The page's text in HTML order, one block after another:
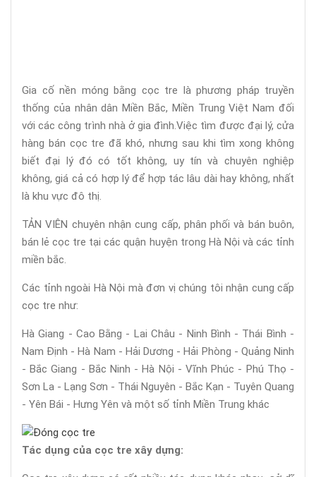
Gia cố nền móng bằng cọc tre là phương pháp truyền
thống của nhân dân Miền Bắc, Miền Trung Việt Nam đối
với các công trình nhà ở gia đình.Việc tìm được đại lý, cửa
hàng bán cọc tre đã khó, nhưng sau khi tìm xong không
biết đại lý đó có tốt không, uy tín và chuyên nghiệp
không, giá cả có hợp lý để hợp tác lâu dài hay không, nhất
là khu vực đô thị.
TẢN VIÊN chuyên nhận cung cấp, phân phối và bán buôn,
bán lẻ cọc tre tại các quận huyện trong Hà Nội và các tỉnh
miền bắc.
Các tỉnh ngoài Hà Nội mà đơn vị chúng tôi nhận cung cấp
cọc tre như:
Hà Giang - Cao Bằng - Lai Châu - Ninh Bình - Thái Bình -
Nam Định - Hà Nam - Hải Dương - Hải Phòng - Quảng Ninh
- Bắc Giang - Bắc Ninh - Hà Nội - Vĩnh Phúc - Phú Thọ -
Sơn La - Lạng Sơn - Thái Nguyên - Bắc Kạn - Tuyên Quang
- Yên Bái - Hưng Yên và một số tỉnh Miền Trung khác
Tác dụng của cọc tre xây dựng: